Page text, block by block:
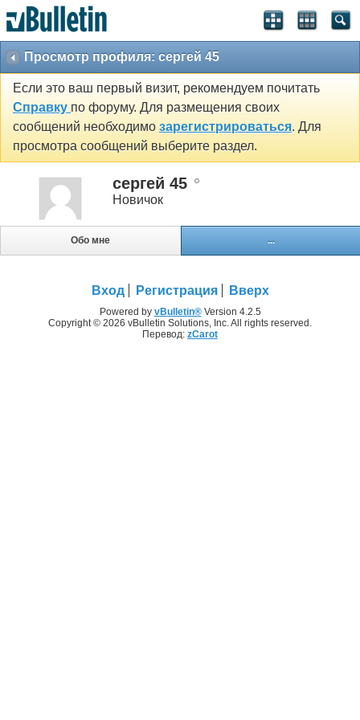
Просмотр профиля: сергей 45
Если это ваш первый визит, рекомендуем почитать
Справку по форуму. Для размещения своих
сообщений необходимо зарегистрироваться. Для
просмотра сообщений выберите раздел.
сергей 45
Новичок
Обо мне ...
Вход Регистрация Вверх
Powered by vBulletin®Version 4.2.5
Copyright © 2026 vBulletin Solutions, Inc. All rights reserved.
Перевод: zCarot